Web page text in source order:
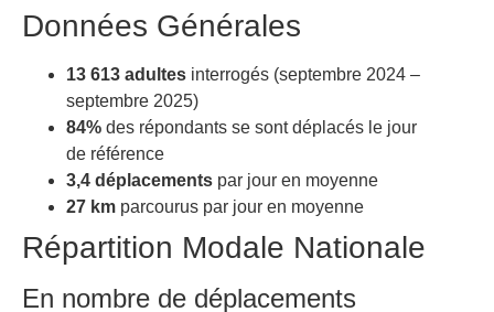
Données Générales
13 613 adultes interrogés (septembre 2024 –
septembre 2025)
84% des répondants se sont déplacés le jour
de référence
3,4 déplacements par jour en moyenne
27 km parcourus par jour en moyenne
Répartition Modale Nationale
En nombre de déplacements